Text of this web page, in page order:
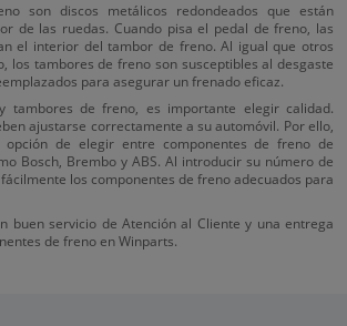
son discos metálicos redondeados que están
de las ruedas. Cuando pisa el pedal de freno, las
el interior del tambor de freno. Al igual que otros
los tambores de freno son susceptibles al desgaste
para asegurar un frenado eficaz.
tambores de freno, es importante elegir calidad.
ajustarse correctamente a su automóvil. Por ello,
de elegir entre componentes de freno de
Bosch, Brembo y ABS. Al introducir su número de
los componentes de freno adecuados para
buen servicio de Atención al Cliente y una entrega
de freno en Winparts.